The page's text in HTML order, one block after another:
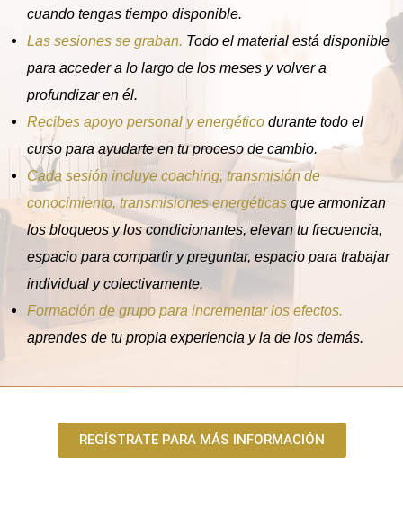
cuando tengas tiempo disponible.
Las sesiones se graban. Todo el material está disponible
para acceder a lo largo de los meses y volver a
profundizar en él.
Recibes apoyo personal y energético durante todo el
curso para ayudarte en tu proceso de cambio.
Cada sesión incluye coaching, transmisión de
conocimiento, transmisiones energéticas que armonizan
los bloqueos y los condicionantes, elevan tu frecuencia,
espacio para compartir y preguntar, espacio para trabajar
individual y colectivamente.
Formación de grupo para incrementar los efectos.
aprendes de tu propia experiencia y la de los demás.
REGÍSTRATE PARA MÁS INFORMACIÓN